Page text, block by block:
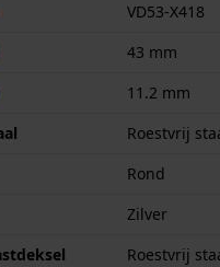
VD53-X418
43 mm
11.2 mm
Roestvrij
Rond
Zilver
Roestvrij